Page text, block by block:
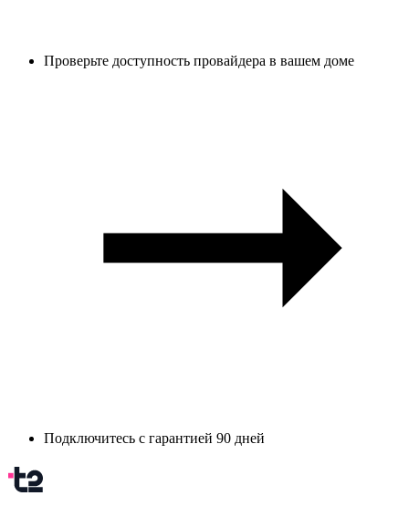
Проверьте доступность провайдера в вашем доме
Подключитесь с гарантией 90 дней